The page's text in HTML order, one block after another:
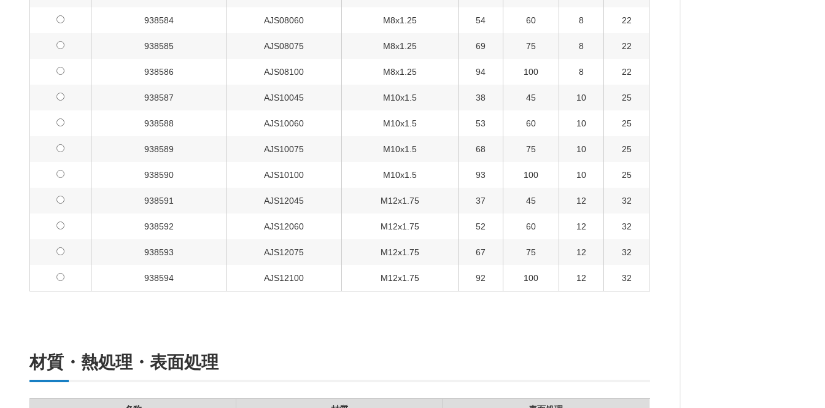
938584 AJS08060 M8x1.25 54 60 8 22
938585 AJS08075 M8x1.25 69 75 8 22
938586 AJS08100 M8x1.25 94 100 8 22
938587 AJS10045 M10x1.5 38 45 10 25
938588 AJS10060 M10x1.5 53 60 10 25
938589 AJS10075 M10x1.5 68 75 10 25
938590 AJS10100 M10x1.5 93 100 10 25
938591 AJS12045 M12x1.75 37 45 12 32
938592 AJS12060 M12x1.75 52 60 12 32
938593 AJS12075 M12x1.75 67 75 12 32
938594 AJS12100 M12x1.75 92 100 12 32
材質・熱処理・表面処理